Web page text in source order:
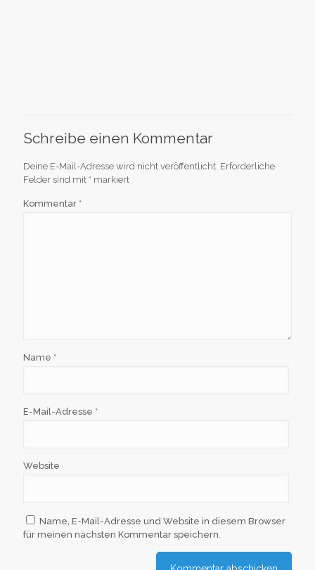
Schreibe einen Kommentar
Deine E-Mail-Adresse wird nicht veröffentlicht. Erforderliche
Felder sind mit * markiert
Kommentar *
Name *
E-Mail-Adresse *
Website
Name, E-Mail-Adresse und Website in diesem Browser
für meinen nächsten Kommentar speichern.